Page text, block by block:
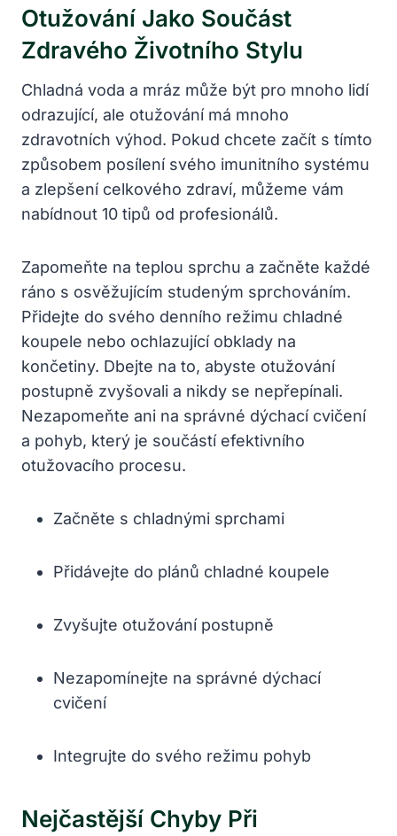
Otužování Jako Součást
Zdravého Životního Stylu
Chladná voda a mráz může být pro mnoho lidí
odrazující, ale otužování má mnoho
zdravotních výhod. Pokud chcete začít s tímto
způsobem posílení svého imunitního systému
a zlepšení celkového zdraví, můžeme vám
nabídnout 10 tipů od profesionálů.
Zapomeňte na teplou sprchu a začněte každé
ráno s osvěžujícím studeným sprchováním.
Přidejte do svého denního režimu chladné
koupele nebo ochlazující obklady na
končetiny. Dbejte na to, abyste otužování
postupně zvyšovali a nikdy se nepřepínali.
Nezapomeňte ani na správné dýchací cvičení
a pohyb, který je součástí efektivního
otužovacího procesu.
Začněte s chladnými sprchami
Přidávejte do plánů chladné koupele
Zvyšujte otužování postupně
Nezapomínejte na správné dýchací
cvičení
Integrujte do svého režimu pohyb
Nejčastější Chyby Při